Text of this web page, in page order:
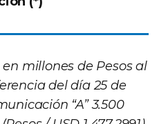
millones de Pesos al
del día 25 de
“A” 3.500